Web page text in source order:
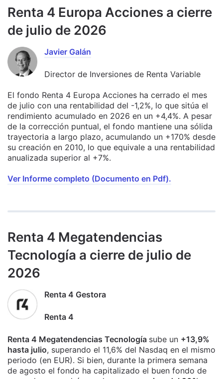
Renta 4 Europa Acciones a cierre
de julio de 2026
Javier Galán
Director de Inversiones de Renta Variable
El fondo Renta 4 Europa Acciones ha cerrado el mes
de julio con una rentabilidad del -1,2%, lo que sitúa el
rendimiento acumulado en 2026 en un +4,4%. A pesar
de la corrección puntual, el fondo mantiene una sólida
trayectoria a largo plazo, acumulando un +170% desde
su creación en 2010, lo que equivale a una rentabilidad
anualizada superior al +7%.
Ver Informe completo (Documento en Pdf).
Renta 4 Megatendencias
Tecnología a cierre de julio de
2026
Renta 4 Gestora
Renta 4
Renta 4 Megatendencias Tecnología sube un +13,9%
hasta julio, superando el 11,6% del Nasdaq en el mismo
periodo (en EUR). Si bien, durante la primera semana
de agosto el fondo ha capitalizado el buen fondo de